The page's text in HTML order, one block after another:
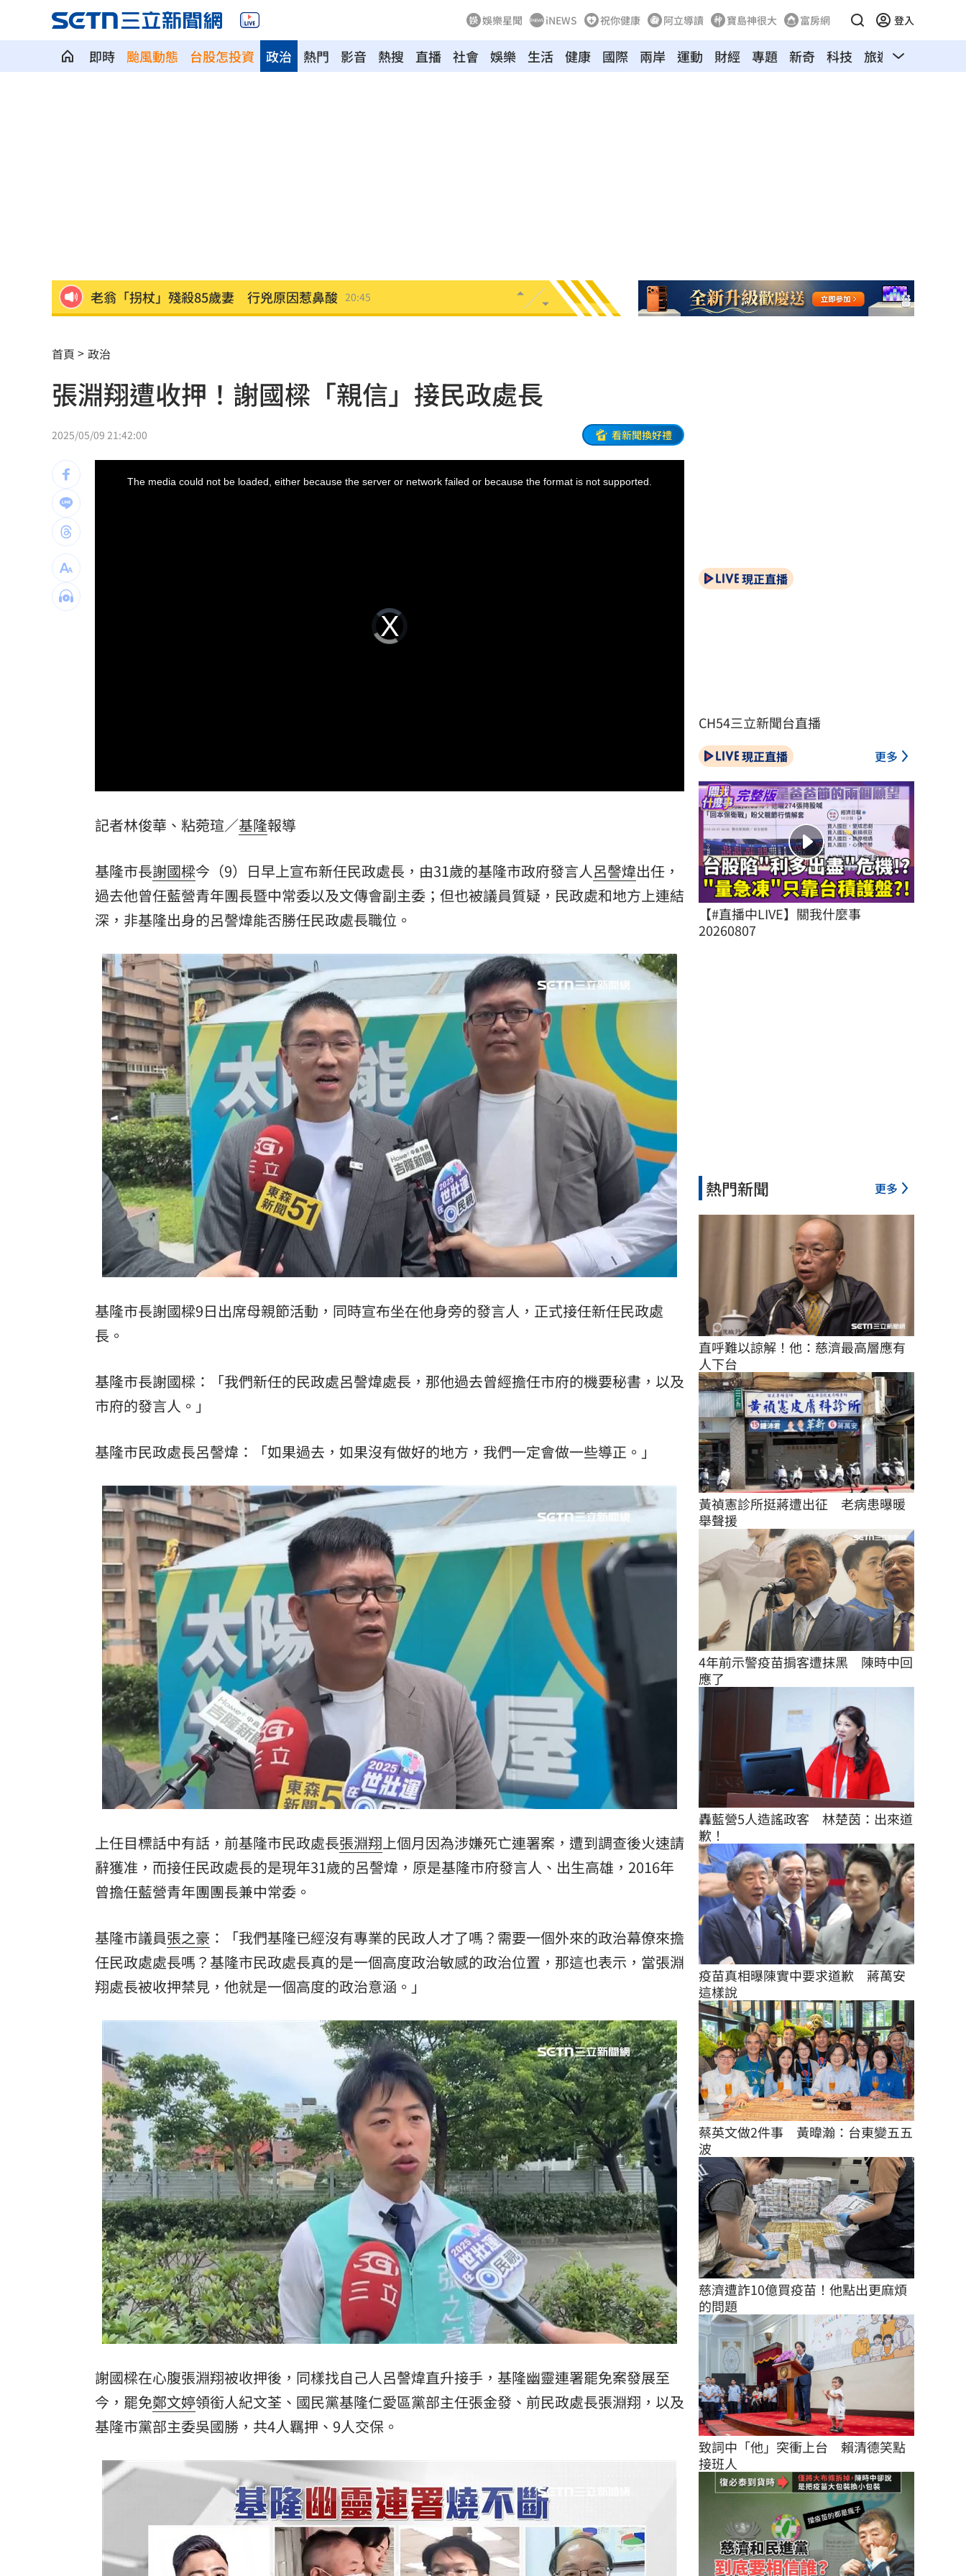
娛樂星聞 iNEWS 祝你健康 阿立導讀 寶島神很大 富房網 登入
即時 颱風動態 台股怎投資 熱門 影音 熱搜 直播
政治 社會 娛樂 生活 健康 國際 兩岸 運動 財經 專題 新奇 科技 旅遊 汽車
街頭制敵到公部門！陳勇正推防身教育 20:41
獨／曾被笑阿醜 她兼父職做2工養大女兒
百億千金爆婚變 富少尪遭目擊當街吻小三 20:37
幫忙照顧好銀髮族錢包！台新「3大」防線
獨／訂日本餐廳爽約 他遭簡訊討一萬日幣 20:33
台灣彩券開獎直播中 20:31
LIVE三立+24小時直播 15:27
商場戰國來臨 台中「頂奢大道」逐漸成形 12:00
台彩父親節推新刮刮樂千萬頭獎超「爸」氣 12:00
「拍片人的多重宇宙」職涯論壇9/12登場！ 10:30
8國球員齊聚高雄 Formosa 7s掀足球熱潮
理想混蛋號召粉絲跨海追星吃美食！ 18:15
首頁 政治
張淵翔遭收押！謝國樑「親信」接民政處長
2025/05/09 21:42:00 看新聞換好禮
Video
Player
loading.
The media could not be loaded, either because the server or network failed or because the format is not supported.
記者林俊華、粘菀瑄／基隆報導
基隆市長謝國樑今（9）日早上宣布新任民政處長，由31歲的基隆市政府發言人呂謦煒出任，
過去他曾任藍營青年團長暨中常委以及文傳會副主委；但也被議員質疑，民政處和地方上連結
深，非基隆出身的呂謦煒能否勝任民政處長職位。
基隆市長謝國樑9日出席母親節活動，同時宣布坐在他身旁的發言人，正式接任新任民政處
長。
基隆市長謝國樑：「我們新任的民政處呂謦煒處長，那他過去曾經擔任市府的機要秘書，以及
市府的發言人。」
基隆市民政處長呂謦煒：「如果過去，如果沒有做好的地方，我們一定會做一些導正。」
上任目標話中有話，前基隆市民政處長張淵翔上個月因為涉嫌死亡連署案，遭到調查後火速請
辭獲准，而接任民政處長的是現年31歲的呂謦煒，原是基隆市府發言人、出生高雄，2016年
曾擔任藍營青年團團長兼中常委。
基隆市議員張之豪 ：「我們基隆已經沒有專業的民政人才了嗎？需要一個外來的政治幕僚來擔
任民政處處長嗎？基隆市民政處長真的是一個高度政治敏感的政治位置，那這也表示，當張淵
翔處長被收押禁見，他就是一個高度的政治意涵。」
謝國樑在心腹張淵翔被收押後，同樣找自己人呂謦煒直升接手，基隆幽靈連署罷免案發展至
今，罷免鄭文婷領銜人紀文荃、國民黨基隆仁愛區黨部主任張金發、前民政處長張淵翔，以及
基隆市黨部主委吳國勝，共4人羈押、9人交保。
現正直播
CH54三立新聞台直播
現正直播 更多
【#直播中LIVE】關我什麼事
20260807
熱門新聞 更多
直呼難以諒解！他：慈濟最高層應有
人下台
黃禎憲診所挺蔣遭出征　老病患曝暖
舉聲援
4年前示警疫苗掮客遭抹黑　陳時中回
應了
轟藍營5人造謠政客　林楚茵：出來道
歉！
疫苗真相曝陳實中要求道歉　蔣萬安
這樣說
蔡英文做2件事　黃暐瀚：台東變五五
波
慈濟遭詐10億買疫苗！他點出更麻煩
的問題
致詞中「他」突衝上台　賴清德笑點
接班人